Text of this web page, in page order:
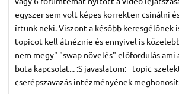
egyszer sem volt képes korrekten csinálni
írtunk neki. Viszont a később keresgélőnek
topicot kell átnéznie és ennyivel is
nem megy" "swap növelés" előfordulás ami
buta kapcsolat... :S javaslatom: - topic-
cserépszavazás intézményének